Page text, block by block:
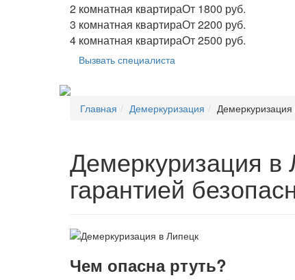
2 комнатная квартираОт 1800 руб.
3 комнатная квартираОт 2200 руб.
4 комнатная квартираОт 2500 руб.
Вызвать специалиста
Главная Демеркуризация
Демеркуризация в
гарантией
Чем опасна ртуть?